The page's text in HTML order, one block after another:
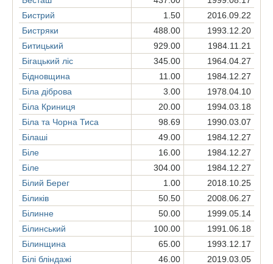
Бистрий
1.50
2016.09.22
Бистряки
488.00
1993.12.20
Битицький
929.00
1984.11.21
Бігацький ліс
345.00
1964.04.27
Бідновщина
11.00
1984.12.27
Біла діброва
3.00
1978.04.10
Біла Криниця
20.00
1994.03.18
Біла та Чорна Тиса
98.69
1990.03.07
Білаші
49.00
1984.12.27
Біле
16.00
1984.12.27
Біле
304.00
1984.12.27
Білий Берег
1.00
2018.10.25
Біликів
50.50
2008.06.27
Білинне
50.00
1999.05.14
Білинський
100.00
1991.06.18
Білинщина
65.00
1993.12.17
Білі бліндажі
46.00 2019.03.05
Згорнути список
Завантаження...